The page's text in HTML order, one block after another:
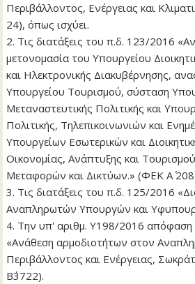
Περιβάλλοντος, Ενέργειας και
24), όπως ισχύει.
2. Τις διατάξεις του π.δ. 123/2016
μετονομασία του Υπουργείου
και Ηλεκτρονικής Διακυβέρνησης,
Υπουργείου Τουρισμού, σύσταση
Μεταναστευτικής Πολιτικής και
Πολιτικής, Τηλεπικοινωνιών και
Υπουργείων Εσωτερικών και
Οικονομίας, Ανάπτυξης και
Μεταφορών και Δικτύων.» (ΦΕΚ Α΄
3. Τις διατάξεις του π.δ. 125/2016
Αναπληρωτών Υπουργών και
4. Την υπ' αριθμ. Υ198/2016
«Ανάθεση αρμοδιοτήτων στον
Περιβάλλοντος και Ενέργειας,
Β΄3722).